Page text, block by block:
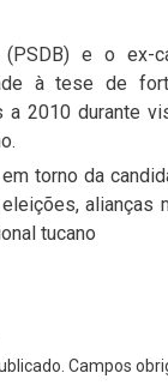
e o ex-
à tese de
2010 durante
torno da
tucano
Campos